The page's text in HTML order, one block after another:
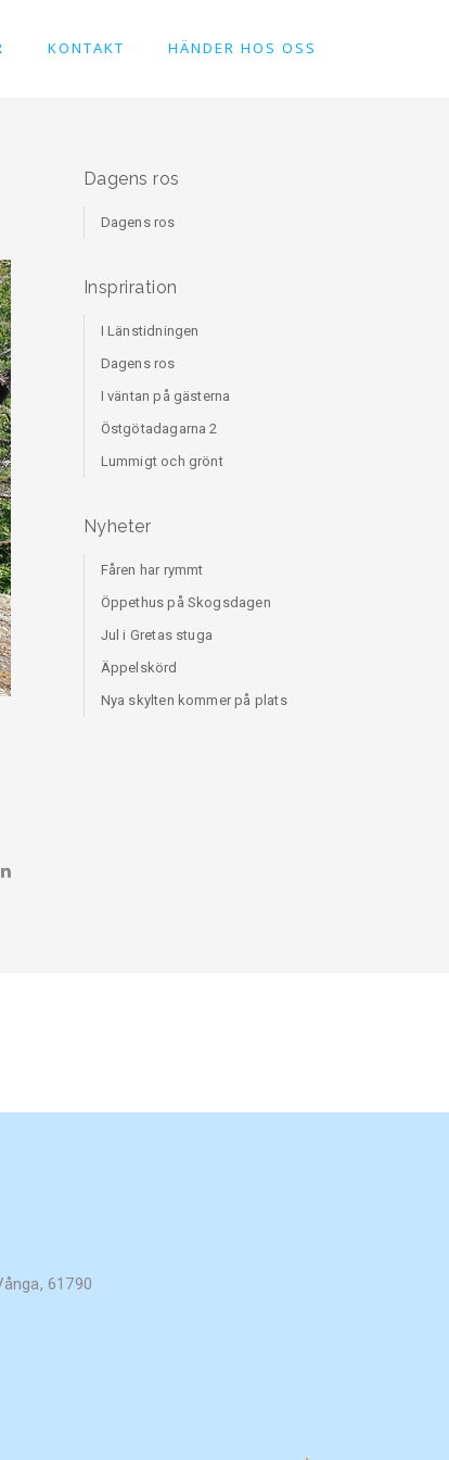
KONTAKT HÄNDER HOS OSS
Dagens ros
Dagens ros
Inspriration
I Länstidningen
Dagens ros
I väntan på gästerna
Östgötadagarna 2
Lummigt och grönt
Nyheter
Fåren har rymmt
Öppethus på Skogsdagen
Jul i Gretas stuga
Äppelskörd
Nya skylten kommer på plats
61790